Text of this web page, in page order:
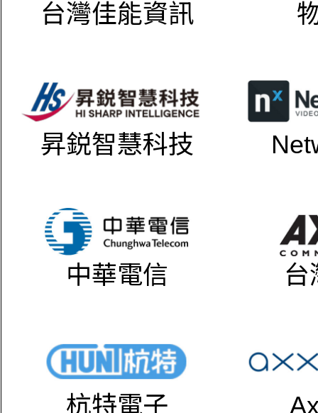
台灣佳能資訊
昇鋭智慧科技
中華電信 台
杭特電子